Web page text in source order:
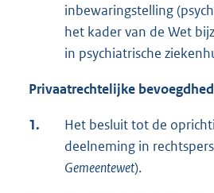
inbewaringstelling
het kader van de Wet
in psychiatrische
Privaatrechtelijke
1.
Het besluit tot de
deelneming in
Gemeentewet).